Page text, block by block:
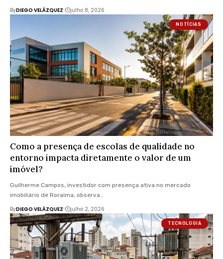
ByDIEGO VELÁZQUEZ julho 8, 2026
NOTÍCIAS
Como a presença de escolas de qualidade no
entorno impacta diretamente o valor de um
imóvel?
Guilherme Campos, investidor com presença ativa no mercado
imobiliário de Roraima, observa…
ByDIEGO VELÁZQUEZ julho 2, 2026
TECNOLOGIA